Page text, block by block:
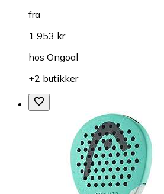
fra
1 953 kr
hos Ongoal
+2 butikker